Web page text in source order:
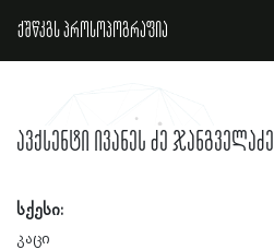
ქშწკგს პროსოპოგრაფია
ავქსენტი ივანეს ძე ჯანგველაძე
სქესი:
კაცი